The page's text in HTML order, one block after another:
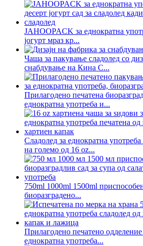
JAHOOPACK за еднократна
јогурт мраз кр...
Чаша за пакување сладолед со
снабдување на Кина C...
Прилагодено печатена
еднократна употреба и...
Сладолед за еднократна
на големо од 16 oz...
750ml 1000ml 1500ml
биоразградено...
Прилагодено печатено одделение
еднократна употреба...